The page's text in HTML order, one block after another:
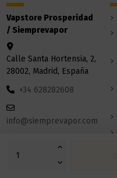
Vapstore Prosperidad
/ Siemprevapor
Calle Santa Hortensia, 2,
28002, Madrid, España
+34 628282608
info@siemprevapor.com